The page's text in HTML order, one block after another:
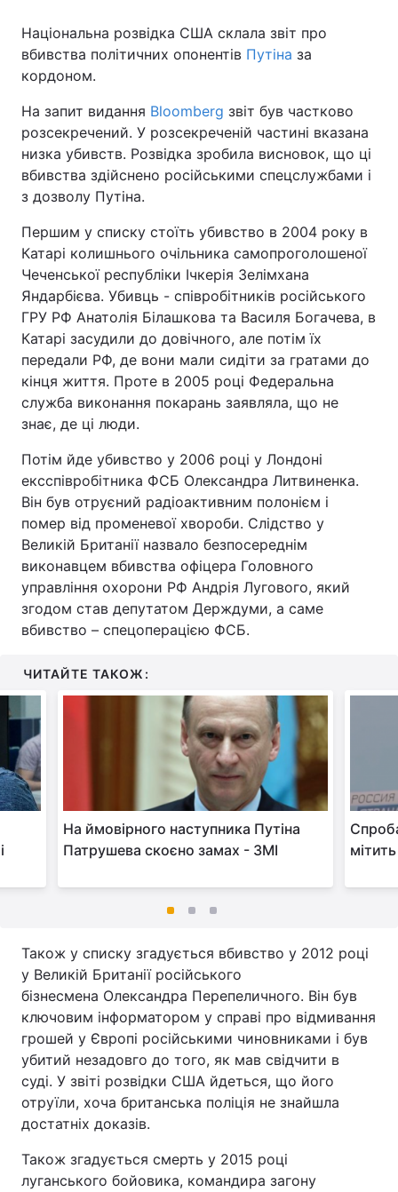
Національна розвідка США склала звіт про
вбивства політичних опонентів Путіна за
кордоном.
На запит видання Bloomberg звіт був частково
розсекречений. У розсекреченій частині вказана
низка убивств. Розвідка зробила висновок, що ці
вбивства здійснено російськими спецслужбами і
з дозволу Путіна.
Першим у списку стоїть убивство в 2004 року в
Катарі колишнього очільника самопроголошеної
Чеченської республіки Ічкерія Зелімхана
Яндарбієва. Убивць - співробітників російського
ГРУ РФ Анатолія Білашкова та Василя Богачева, в
Катарі засудили до довічного, але потім їх
передали РФ, де вони мали сидіти за гратами до
кінця життя. Проте в 2005 році Федеральна
служба виконання покарань заявляла, що не
знає, де ці люди.
Потім йде убивство у 2006 році у Лондоні
ексспівробітника ФСБ Олександра Литвиненка.
Він був отруєний радіоактивним полонієм і
помер від променевої хвороби. Слідство у
Великій Британії назвало безпосереднім
виконавцем вбивства офіцера Головного
управління охорони РФ Андрія Лугового, який
згодом став депутатом Держдуми, а саме
вбивство – спецоперацією ФСБ.
ЧИТАЙТЕ ТАКОЖ:
На ймовірного наступника Путіна
Патрушева скоєно замах - ЗМІ
Також у списку згадується вбивство у 2012 році
у Великій Британії російського
бізнесмена Олександра Перепеличного. Він був
ключовим інформатором у справі про відмивання
грошей у Європі російськими чиновниками і був
убитий незадовго до того, як мав свідчити в
суді. У звіті розвідки США йдеться, що його
отруїли, хоча британська поліція не знайшла
достатніх доказів.
Також згадується смерть у 2015 році
луганського бойовика, командира загону